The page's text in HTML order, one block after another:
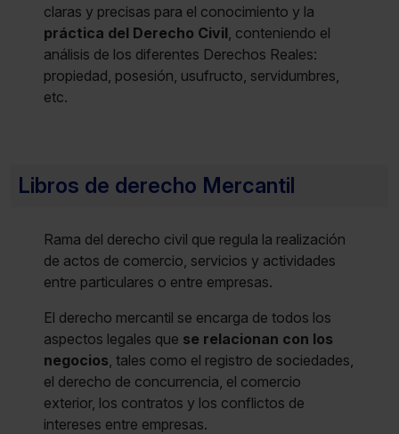
claras y precisas para el conocimiento y la
práctica del Derecho Civil, conteniendo el
análisis de los diferentes Derechos Reales:
propiedad, posesión, usufructo, servidumbres,
etc.
Libros de derecho Mercantil
Rama del derecho civil que regula la realización
de actos de comercio, servicios y actividades
entre particulares o entre empresas.
El derecho mercantil se encarga de todos los
aspectos legales que se relacionan con los
negocios, tales como el registro de sociedades,
el derecho de concurrencia, el comercio
exterior, los contratos y los conflictos de
intereses entre empresas.